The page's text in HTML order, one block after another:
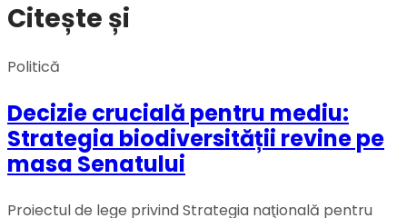
Citește și
Politică
Decizie crucială pentru mediu:
Strategia biodiversității revine pe
masa Senatului
Proiectul de lege privind Strategia naţională pentru